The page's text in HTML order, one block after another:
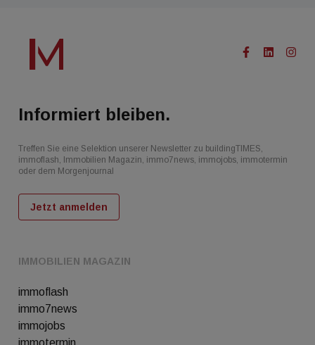
IMMOBILIEN MAGAZIN
immoflash
immo7news
immojobs
immotermin
Informiert bleiben.
Treffen Sie eine Selektion unserer Newsletter zu buildingTIMES,
immoflash, Immobilien Magazin, immo7news, immojobs, immotermin
oder dem Morgenjournal
Jetzt anmelden